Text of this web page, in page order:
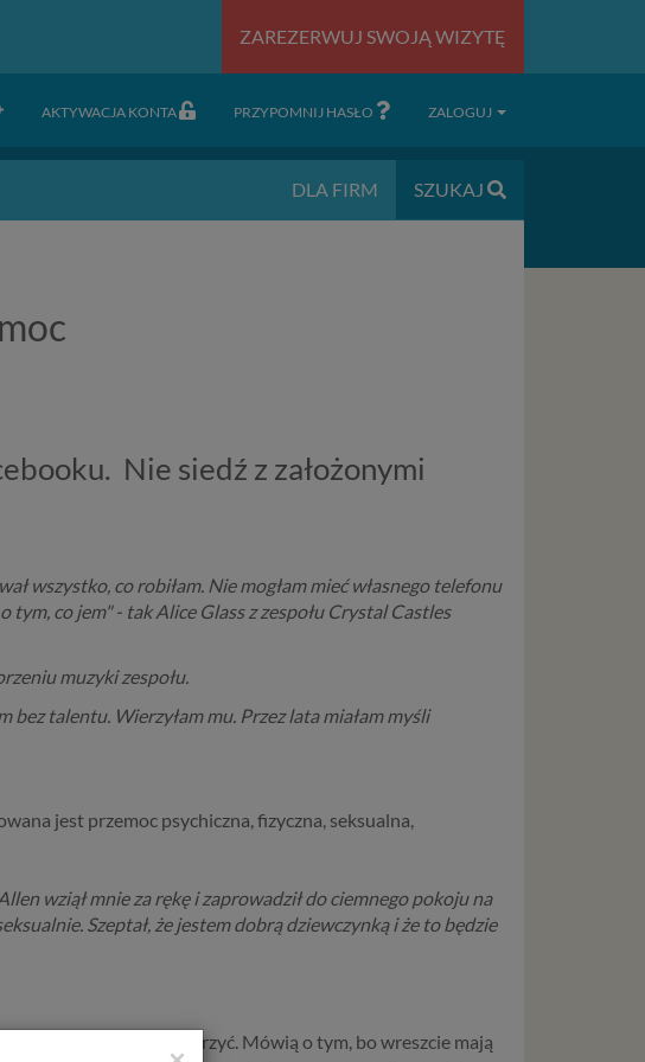
ZAREZERWUJ SWOJĄ WIZYTĘ
AKTYWACJA KONTA PRZYPOMNIJ HASŁO ZALOGUJ
DLA FIRM SZUKAJ
Nie siedź z założonymi
wszystko, co robiłam. Nie mogłam mieć własnego telefonu
co jem" - tak Alice Glass z zespołu Crystal Castles
muzyki zespołu.
bez talentu. Wierzyłam mu. Przez lata miałam myśli
jest przemoc psychiczna, fizyczna, seksualna,
wziął mnie za rękę i zaprowadził do ciemnego pokoju na
Szeptał, że jestem dobrą dziewczynką i że to będzie
miały prawa się zdarzyć. Mówią o tym, bo wreszcie mają